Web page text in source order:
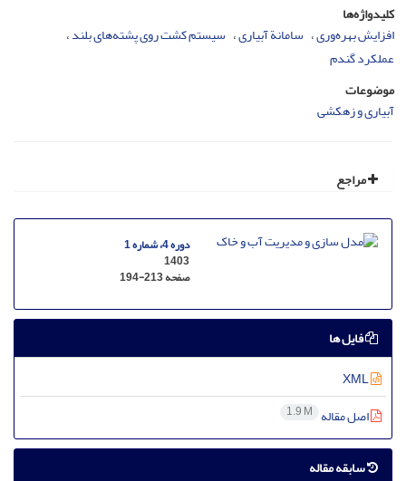
کلیدواژه‌ها
افزایش بهره‌وری سامانة آبیاری سیستم کشت روی پشته‌های بلند
عملکرد گندم
موضوعات
آبیاری و زهکشی
مراجع
دوره 4، شماره 1
1403
صفحه194-213
فایل ها
اصل مقاله 1.9 M
سابقه مقاله